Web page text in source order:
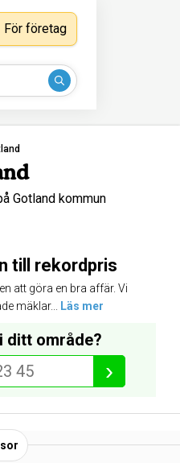
För företag
Gotland kommun
till rekordpris
att göra en bra affär. Vi
mäklar...
Läs mer
ditt område?
›